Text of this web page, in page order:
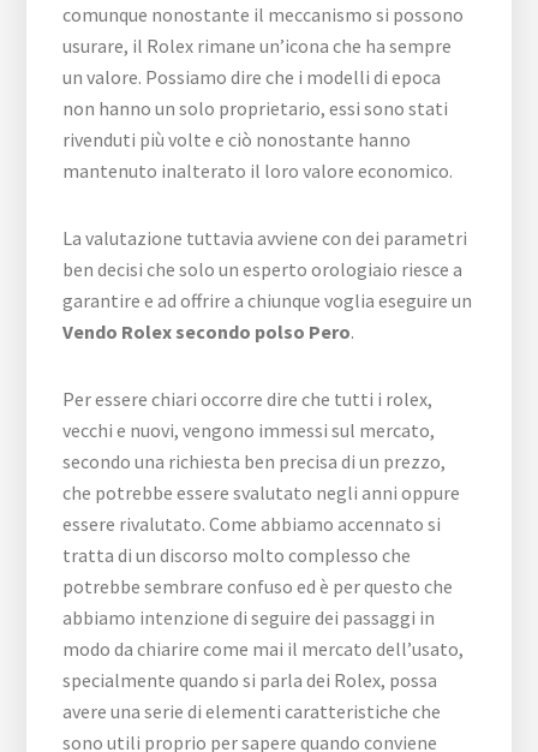
comunque nonostante il meccanismo si possono
usurare, il Rolex rimane un’icona che ha sempre
un valore. Possiamo dire che i modelli di epoca
non hanno un solo proprietario, essi sono stati
rivenduti più volte e ciò nonostante hanno
mantenuto inalterato il loro valore economico.
La valutazione tuttavia avviene con dei parametri
ben decisi che solo un esperto orologiaio riesce a
garantire e ad offrire a chiunque voglia eseguire un
Vendo Rolex secondo polso Pero.
Per essere chiari occorre dire che tutti i rolex,
vecchi e nuovi, vengono immessi sul mercato,
secondo una richiesta ben precisa di un prezzo,
che potrebbe essere svalutato negli anni oppure
essere rivalutato. Come abbiamo accennato si
tratta di un discorso molto complesso che
potrebbe sembrare confuso ed è per questo che
abbiamo intenzione di seguire dei passaggi in
modo da chiarire come mai il mercato dell’usato,
specialmente quando si parla dei Rolex, possa
avere una serie di elementi caratteristiche che
sono utili proprio per sapere quando conviene